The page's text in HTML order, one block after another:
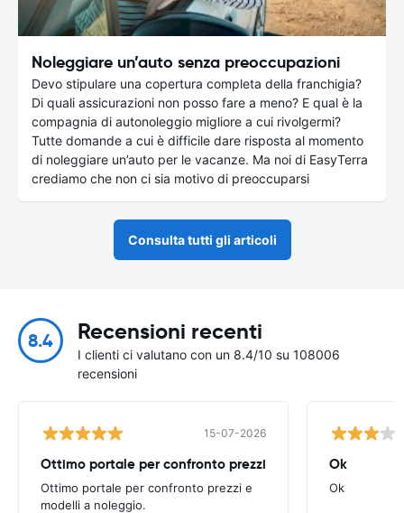
Noleggiare un’auto senza preoccupazioni
Devo stipulare una copertura completa della franchigia?
Di quali assicurazioni non posso fare a meno? E qual è la
compagnia di autonoleggio migliore a cui rivolgermi?
Tutte domande a cui è difficile dare risposta al momento
di noleggiare un’auto per le vacanze. Ma noi di EasyTerra
crediamo che non ci sia motivo di preoccuparsi
Consulta tutti gli articoli
8.4 Recensioni recenti
I clienti ci valutano con un 8.4/10 su 108006
recensioni
15-07-2026
Ottimo portale per confronto prezzi
Ottimo portale per confronto prezzi e
modelli a noleggio.
Ok
Ok